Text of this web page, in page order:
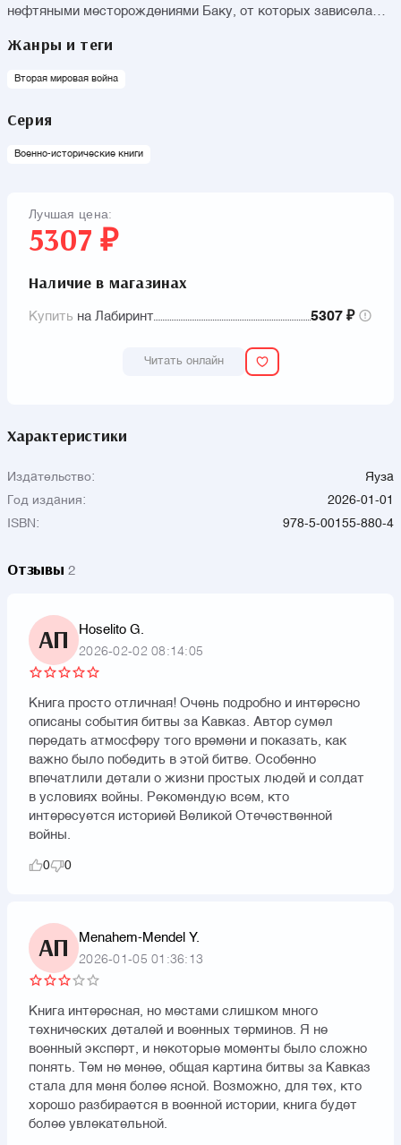
нефтяными месторождениями Баку, от которых зависела
Героическая оборона Кавказа предопределила исход
нашло свое отражение в учрежденном в 2020 году Дне
октября). Впервые за последние годы в научный оборот
а также публикуются новые карты, позволяющие
историографии и открывает новые возможности для
изучения боевых действий на Кавказе.
Жанры и теги
Вторая мировая война
Серия
Военно-исторические книги
Лучшая цена:
5307 ₽
Наличие в магазинах
Купить на Лабиринт 5307 ₽
Читать онлайн
Характеристики
Издательство:
Яуза
Год издания:
2026-01-01
ISBN:
978-5-00155-880-4
Отзывы 2
АП Hoselito G.
2026-02-02 08:14:05
Книга просто отличная! Очень подробно и интересно
описаны события битвы за Кавказ. Автор сумел
передать атмосферу того времени и показать, как
важно было победить в этой битве. Особенно
впечатлили детали о жизни простых людей и солдат
в условиях войны. Рекомендую всем, кто
интересуется историей Великой Отечественной
войны.
0 0
АП Menahem-Mendel Y.
2026-01-05 01:36:13
Книга интересная, но местами слишком много
технических деталей и военных терминов. Я не
военный эксперт, и некоторые моменты было сложно
понять. Тем не менее, общая картина битвы за Кавказ
стала для меня более ясной. Возможно, для тех, кто
хорошо разбирается в военной истории, книга будет
более увлекательной.